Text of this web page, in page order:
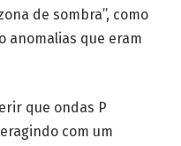
de sombra”, como
anomalias que eram
que ondas P
com um